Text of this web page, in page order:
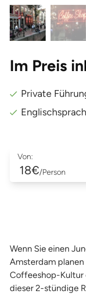
Im Preis
Private
Von:
18€/Person
Wenn Sie einen
Amsterdam
Coffeeshop-Kultur
dieser 2-stündige